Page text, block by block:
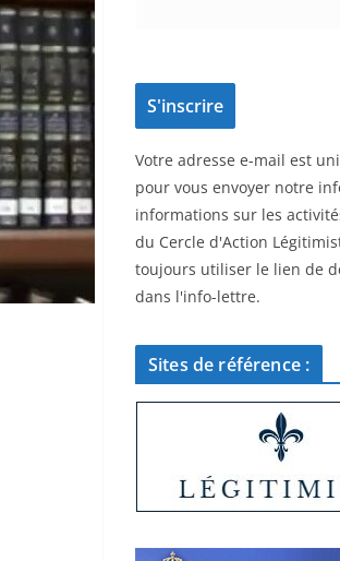
Votre adresse e-mail est
pour vous envoyer notre
informations sur les
du Cercle d'Action
toujours utiliser le lien de
dans l'info-lettre.
Sites de référence :